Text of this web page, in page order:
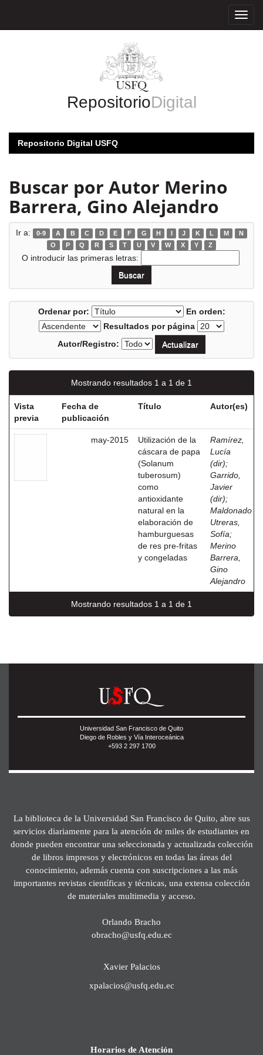
RepositorioDigital
Repositorio Digital USFQ
Buscar por Autor Merino
Barrera, Gino Alejandro
Ir a: 0-9 A B C D E F G H I J K L M
N
O
P Q R S T U V W X Y Z
O introducir las primeras letras:
Ordenar por:
En orden:
Resultados por página
Autor/Registro:
Mostrando resultados 1 a 1 de 1
Vista
previa
Fecha de
publicación
Título Autor(es)
may-2015
Utilización de la
cáscara de papa
(Solanum
tuberosum)
como
antioxidante
natural en la
elaboración de
hamburguesas
de res pre-fritas
y congeladas
Ramírez,
Lucía
(dir);
Garrido,
Javier
(dir);
Maldonado
Utreras,
Sofía;
Merino
Barrera,
Gino
Alejandro
Mostrando resultados 1 a 1 de 1
Universidad San Francisco de Quito
Diego de Robles y Vía Interoceánica
+593 2 297 1700
La biblioteca de la Universidad San Francisco de Quito, abre sus
servicios diariamente para la atención de miles de estudiantes en
donde pueden encontrar una seleccionada y actualizada colección
de libros impresos y electrónicos en todas las áreas del
conocimiento, además cuenta con suscripciones a las más
importantes revistas científicas y técnicas, una extensa colección
de materiales multimedia y acceso.
Orlando Bracho
obracho@usfq.edu.ec
Xavier Palacios
xpalacios@usfq.edu.ec
Horarios de Atención